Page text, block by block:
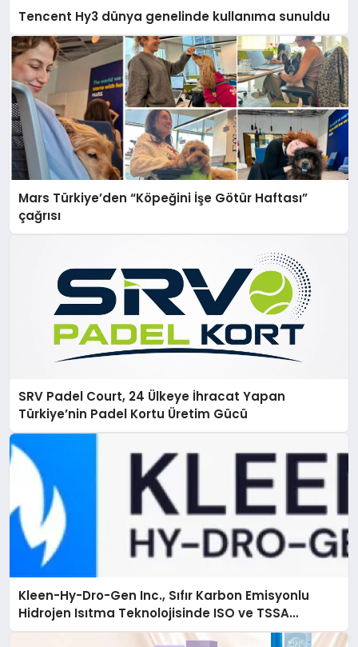
Tencent Hy3 dünya genelinde kullanıma sunuldu
Mars Türkiye’den “Köpeğini İşe Götür Haftası”
çağrısı
SRV Padel Court, 24 Ülkeye İhracat Yapan
Türkiye’nin Padel Kortu Üretim Gücü
Kleen-Hy-Dro-Gen Inc., Sıfır Karbon Emisyonlu
Hidrojen Isıtma Teknolojisinde ISO ve TSSA
Düzenleyici Onaylarını Aldı